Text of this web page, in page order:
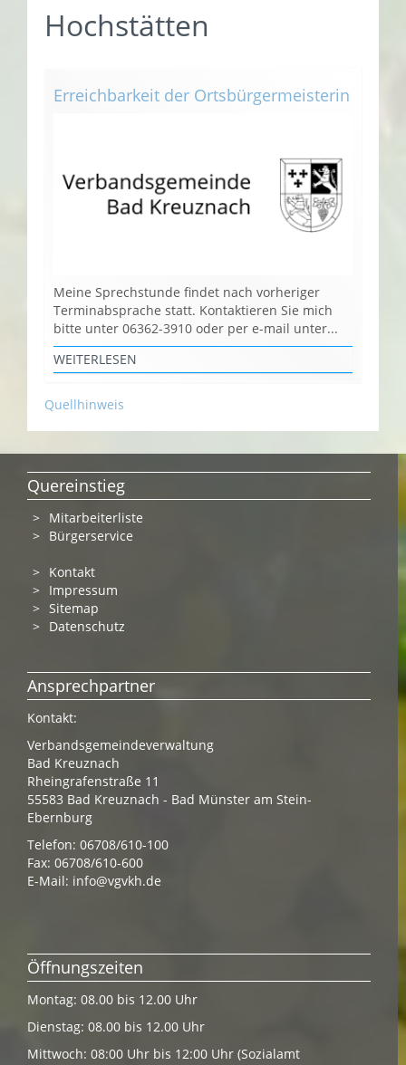
Hochstätten
Erreichbarkeit der Ortsbürgermeisterin
Meine Sprechstunde findet nach vorheriger
Terminabsprache statt. Kontaktieren Sie mich
bitte unter 06362-3910 oder per e-mail unter...
WEITERLESEN
Quellhinweis
Quereinstieg
Mitarbeiterliste
Bürgerservice
Kontakt
Impressum
Sitemap
Datenschutz
Ansprechpartner
Kontakt:
Verbandsgemeindeverwaltung
Bad Kreuznach
Rheingrafenstraße 11
55583 Bad Kreuznach - Bad Münster am Stein-
Ebernburg
Telefon: 06708/610-100
Fax: 06708/610-600
E-Mail: info@vgvkh.de
Öffnungszeiten
Montag: 08.00 bis 12.00 Uhr
Dienstag: 08.00 bis 12.00 Uhr
Mittwoch: 08:00 Uhr bis 12:00 Uhr (Sozialamt